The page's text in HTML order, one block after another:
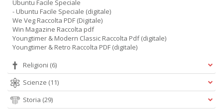
Ubuntu Facile Speciale
- Ubuntu Facile Speciale (digitale)
We Veg Raccolta PDF (Digitale)
Win Magazine Raccolta pdf
Youngtimer & Modern Classic Raccolta Pdf (digitale)
Youngtimer & Retro Raccolta PDF (digitale)
Religioni (6)
Scienze (11)
Storia (29)